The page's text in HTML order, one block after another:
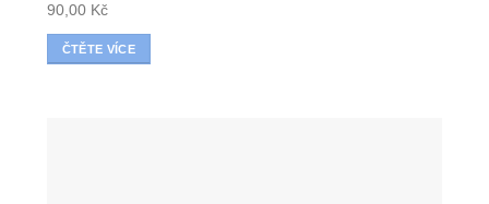
90,00 Kč
ČTĚTE VÍCE